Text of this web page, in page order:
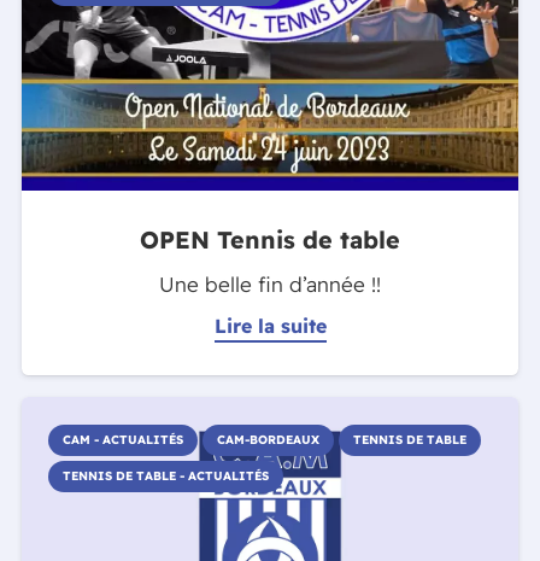
OPEN Tennis de table
Une belle fin d’année !!
Lire la suite
CAM - ACTUALITÉS CAM-BORDEAUX TENNIS DE TABLE
TENNIS DE TABLE - ACTUALITÉS